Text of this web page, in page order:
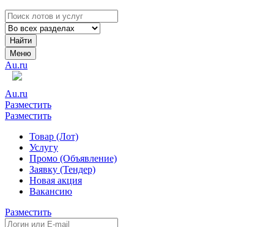
Найти
Меню
Au.ru
Au.ru
Разместить
Разместить
Товар (Лот)
Услугу
Промо (Объявление)
Заявку (Тендер)
Новая акция
Вакансию
Разместить